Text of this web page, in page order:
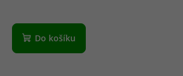
Do košíku